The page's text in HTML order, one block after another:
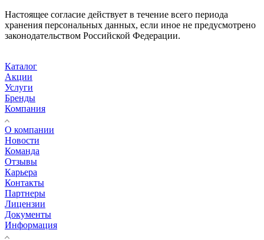
Настоящее согласие действует в течение всего периода
хранения персональных данных, если иное не предусмотрено
законодательством Российской Федерации.
Каталог
Акции
Услуги
Бренды
Компания
О компании
Новости
Команда
Отзывы
Карьера
Контакты
Партнеры
Лицензии
Документы
Информация